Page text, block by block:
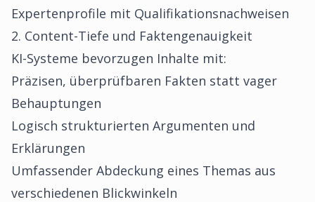
Expertenprofile mit Qualifikationsnachweisen
2. Content-Tiefe und Faktengenauigkeit
KI-Systeme bevorzugen Inhalte mit:
Präzisen, überprüfbaren Fakten statt vager
Behauptungen
Logisch strukturierten Argumenten und
Erklärungen
Umfassender Abdeckung eines Themas aus
verschiedenen Blickwinkeln